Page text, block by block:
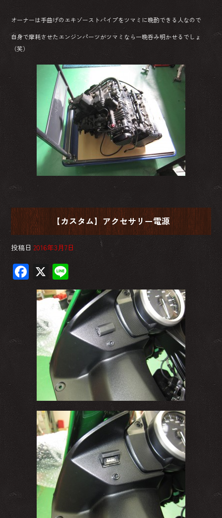
オーナーは手曲げのエキゾーストパイプをツマミに晩酌できる人なので
自身で摩耗させたエンジンパーツがツマミなら一晩呑み明かせるでしょ
（笑）
【カスタム】アクセサリー電源
投稿日 2016年3月7日
F
ac
e
b
o
ok
X
ne